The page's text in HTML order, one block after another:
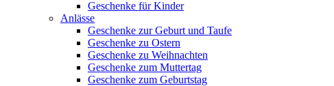
Geschenke für Kinder
Anlässe
Geschenke zur Geburt und Taufe
Geschenke zu Ostern
Geschenke zu Weihnachten
Geschenke zum Muttertag
Geschenke zum Geburtstag